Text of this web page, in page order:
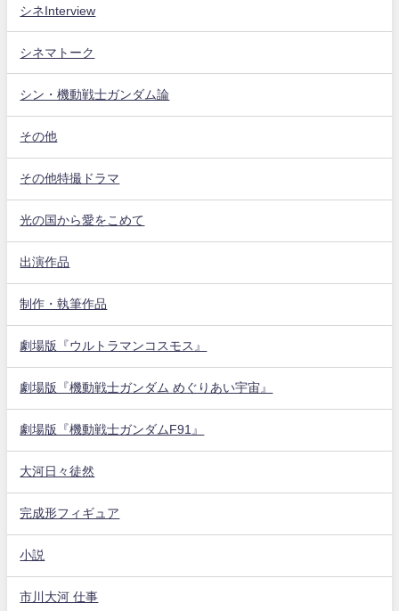
シネInterview
シネマトーク
シン・機動戦士ガンダム論
その他
その他特撮ドラマ
光の国から愛をこめて
出演作品
制作・執筆作品
劇場版『ウルトラマンコスモス』
劇場版『機動戦士ガンダム めぐりあい宇宙』
劇場版『機動戦士ガンダムF91』
大河日々徒然
完成形フィギュア
小説
市川大河 仕事